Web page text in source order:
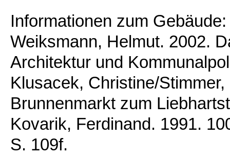
Informationen zum Gebäude:
Weiksmann, Helmut. 2002.
Architektur und
Klusacek, Christine/
Brunnenmarkt zum
Kovarik, Ferdinand. 1991.
S. 109f.